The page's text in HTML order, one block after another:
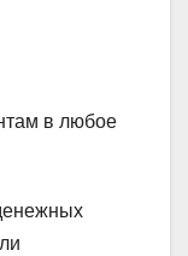
в любое